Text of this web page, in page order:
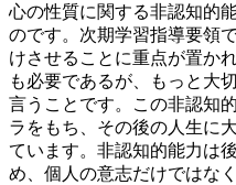
心の性質に関する非認知的
のです。次期学習指導要領
けさせることに重点が置か
も必要であるが、もっと大
言うことです。この非認知
ラをもち、その後の人生に
ています。非認知的能力は
め、個人の意志だけではな